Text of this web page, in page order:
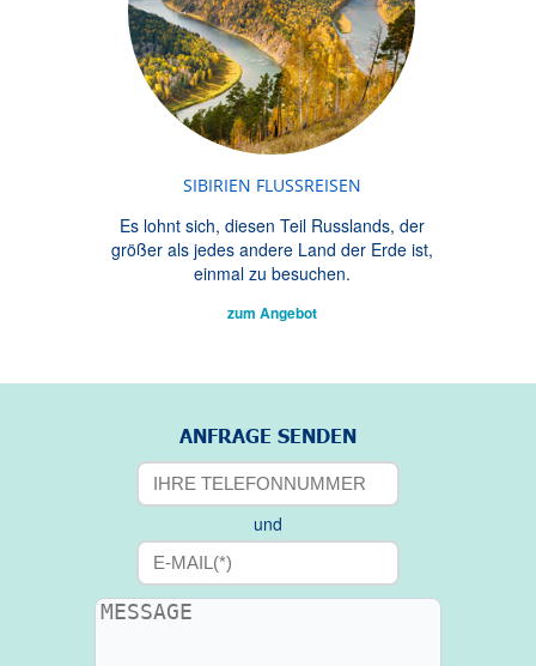
SIBIRIEN FLUSSREISEN
Es lohnt sich, diesen Teil Russlands, der
größer als jedes andere Land der Erde ist,
einmal zu besuchen.
zum Angebot
ANFRAGE SENDEN
und